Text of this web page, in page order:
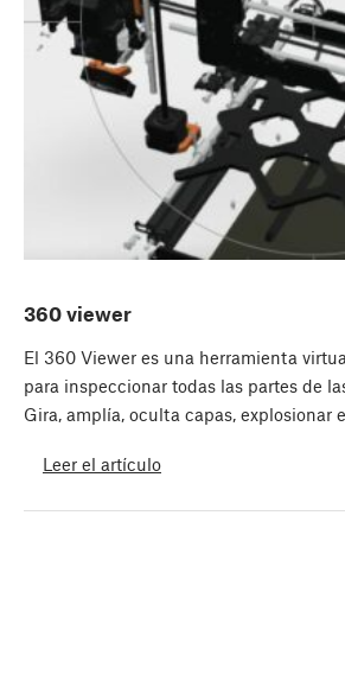
360 viewer
El 360 Viewer es una herramienta
para inspeccionar todas las partes de
Gira, amplía, oculta capas, explosionar
Leer el artículo